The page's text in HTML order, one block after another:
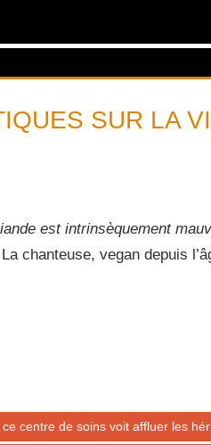
SUR LA
est intrinsèquement
chanteuse, vegan depuis
centre de soins voit affluer les